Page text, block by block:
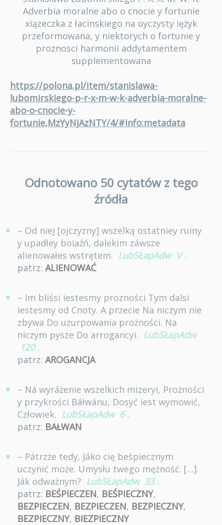
Adverbia moralne abo o cnocie y fortunie
xiązeczka z łacinskiego na oyczysty iężyk
przeformowana, y niektorych o fortunie y
proznosci harmonii addytamentem
supplementowana
https://polona.pl/item/stanislawa-
lubomirskiego-p-r-x-m-w-k-adverbia-moralne-
abo-o-cnocie-y-
fortunie,MzYyNjAzNTY/4/#info:metadata
Odnotowano 50 cytatów z tego
źródła
– Od niej [ojczyzny] wszelką ostatniey ruiny
y upadłey boiaźń, dalekim záwsze
alienowałes wstrętem. LubSŁapAdw V .
patrz: ALIENOWAĆ
– Im bliśsi iestesmy prozności Tym dalsi
iestesmy od Cnoty. A przecie Na niczym nie
zbywa Do uzurpowania prożności. Na
niczym pysze Do arrogancyi. LubSŁapAdw
120 .
patrz: AROGANCJA
– Ná wyráżenie wszelkich mizeryi, Prożności
y przykrości Báłwánu, Dosyć iest wymowić,
Człowiek. LubSŁapAdw 6 .
patrz: BAŁWAN
– Pátrzże tedy, Jáko cię beśpiecznym
uczynić może. Umysłu twego mężność. […].
Ják odważnym? LubSŁapAdw 33 .
patrz: BEŚPIECZEN, BEŚPIECZNY,
BEZPIECZEN, BEZPIECZEN, BEZPIECZNY,
BEZPIECZNY, BIEZPIECZNY